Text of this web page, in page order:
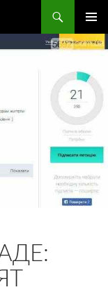
МЕНЮ